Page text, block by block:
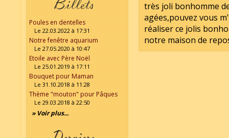
Poules en dentelles
Le 22.03.2022 à 17:31
Notre fenêtre aquarium
Le 27.05.2020 à 10:47
Etoile avec Père Noël
Le 25.01.2019 à 17:11
Bouquet pour Maman
Le 31.10.2018 à 11:28
Thème "mouton" pour Pâques
Le 29.03.2018 à 22:50
» Voir plus...
très joli bonhomme
agées,pouvez vous
réaliser ce jolis
notre maison de